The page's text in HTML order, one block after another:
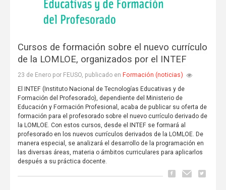
Cursos de formación sobre el nuevo currículo
de la LOMLOE, organizados por el INTEF
23 de Enero por FEUSO, publicado en Formación (noticias)
El INTEF (Instituto Nacional de Tecnologías Educativas y de
Formación del Profesorado), dependiente del Ministerio de
Educación y Formación Profesional, acaba de publicar su oferta de
formación para el profesorado sobre el nuevo currículo derivado de
la LOMLOE. Con estos cursos, desde el INTEF se formará al
profesorado en los nuevos currículos derivados de la LOMLOE. De
manera especial, se analizará el desarrollo de la programación en
las diversas áreas, materia o ámbitos curriculares para aplicarlos
después a su práctica docente.